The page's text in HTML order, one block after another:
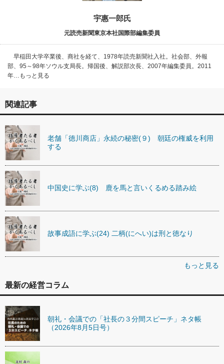
宇惠一郎氏
元読売新聞東京本社国際部編集委員
早稲田大学卒業後、商社を経て、1978年読売新聞社入社。社会部、外報
部、95～98年ソウル支局長。帰国後、解説部次長、2007年編集委員。2011
年…もっと見る
関連記事
老舗「徳川商店」永続の秘密(９) 朝廷の権威を利用
する
中国史に学ぶ(8) 鹿を馬と言いくるめる踏み絵
故事成語に学ぶ(24) 二柄(にへい)は刑と徳なり
もっと見る
最新の経営コラム
朝礼・会議での「社長の３分間スピーチ」ネタ帳
（2026年8月5日号）